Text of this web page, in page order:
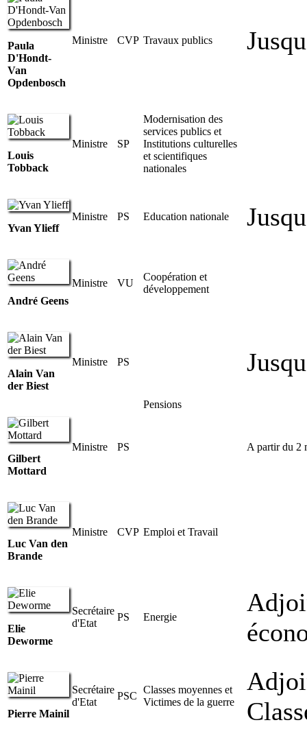
Paula
D'Hondt-
Van
Opdenbosch
Ministre CVP Travaux publics
Louis
Tobback
Ministre SP
Modernisation des
services publics et
Institutions culturelles
et scientifiques
nationales
Yvan Ylieff
Ministre PS Education nationale
André Geens
Ministre VU
Coopération et
développement
Alain Van
der Biest
Ministre PS
Pensions
Gilbert
Mottard
Ministre PS A partir du 2
Luc Van den
Brande
Ministre CVP Emploi et Travail
Elie
Deworme
Secrétaire
d'Etat
PS Energie
Pierre Mainil
Secrétaire
d'Etat
PSC
Classes moyennes et
Victimes de la guerre